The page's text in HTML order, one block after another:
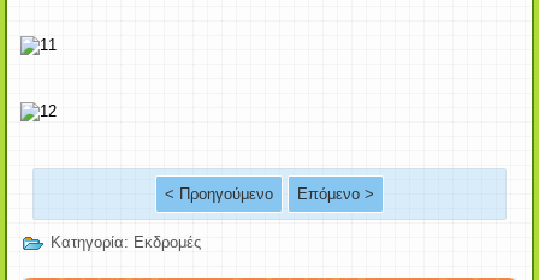
< Προηγούμενο Επόμενο >
Κατηγορία: Εκδρομές